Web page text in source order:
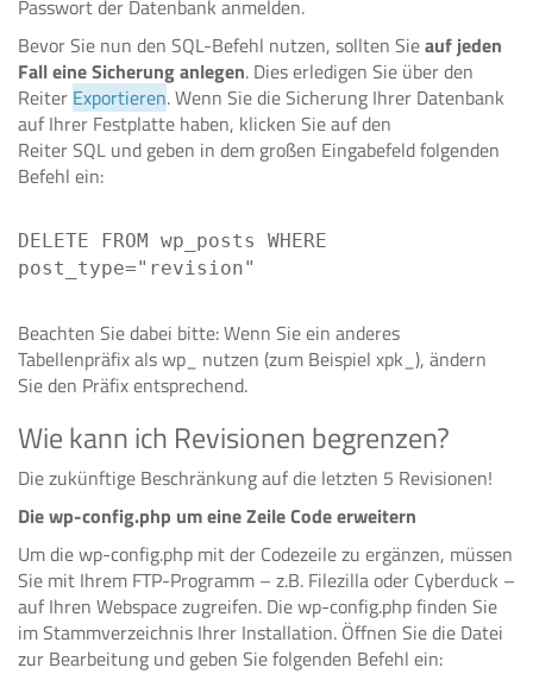
Passwort der Datenbank anmelden.
Bevor Sie nun den SQL-Befehl nutzen, sollten Sieauf jeden
Fall eine Sicherung anlegen. Dies erledigen Sie über den
Reiter Exportieren. Wenn Sie die Sicherung Ihrer Datenbank
auf Ihrer Festplatte haben, klicken Sie auf den
Reiter SQL und geben in dem großen Eingabefeld folgenden
Befehl ein:
DELETE FROM wp_posts WHERE
post_type="revision"
Beachten Sie dabei bitte: Wenn Sie ein anderes
Tabellenpräfix als wp_ nutzen (zum Beispiel xpk_), ändern
Sie den Präfix entsprechend.
Wie kann ich Revisionen begrenzen?
Die zukünftige Beschränkung auf die letzten 5 Revisionen!
Die wp-config.php um eine Zeile Code erweitern
Um die wp-config.php mit der Codezeile zu ergänzen, müssen
Sie mit Ihrem FTP-Programm – z.B. Filezilla oder Cyberduck –
auf Ihren Webspace zugreifen. Die wp-config.php finden Sie
im Stammverzeichnis Ihrer Installation. Öffnen Sie die Datei
zur Bearbeitung und geben Sie folgenden Befehl ein: